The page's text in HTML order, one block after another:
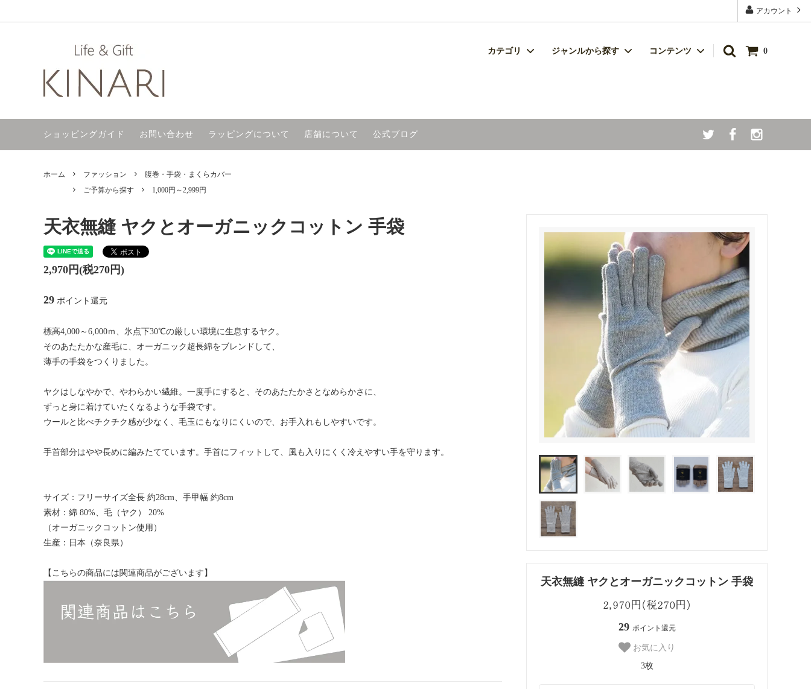
アカウント
0
カテゴリ
名入れ加工
ジャンルから探す
ご予算から探す
日本の焼き物 マスク
プチギフト
コンテンツ
サイトマップ
ショッピングガイド お問い合わせ ラッピングについて 店舗について 公式ブログ
ホーム ファッション
腹巻・手袋・まくらカバー
ご予算から探す
1,000円～2,999円
天衣無縫 ヤクとオーガニックコットン 手袋
2,970円(税270円)
29 ポイント還元
お気に入り
3枚
天衣無縫 ヤクとオーガニックコットン 手袋
2,970円(税270円)
29 ポイント還元
標高4,000～6,000ｍ、氷点下30℃の厳しい環境に生息するヤク。
そのあたたかな産毛に、オーガニック超長綿をブレンドして、
薄手の手袋をつくりました。
ヤクはしなやかで、やわらかい繊維。一度手にすると、そのあたたかさとなめらかさに、
ずっと身に着けていたくなるような手袋です。
ウールと比べチクチク感が少なく、毛玉にもなりにくいので、お手入れもしやすいです。
手首部分はやや長めに編みたてています。手首にフィットして、風も入りにくく冷えやすい手を守ります。
サイズ：フリーサイズ全長 約28cm、手甲幅 約8cm
素材：綿 80%、毛（ヤク） 20%
（オーガニックコットン使用）
生産：日本（奈良県）
【こちらの商品には関連商品がございます】